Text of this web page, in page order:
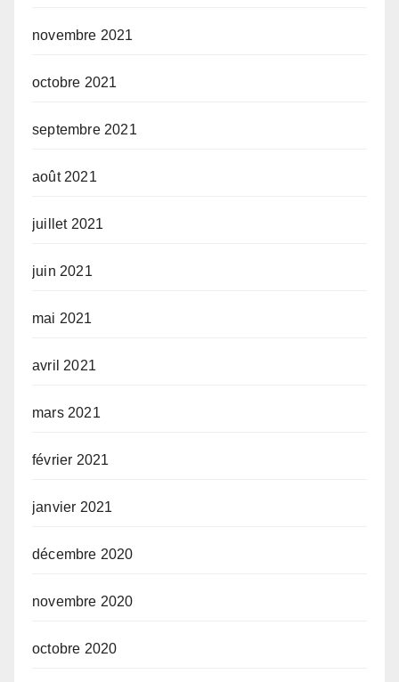
novembre 2021
octobre 2021
septembre 2021
août 2021
juillet 2021
juin 2021
mai 2021
avril 2021
mars 2021
février 2021
janvier 2021
décembre 2020
novembre 2020
octobre 2020